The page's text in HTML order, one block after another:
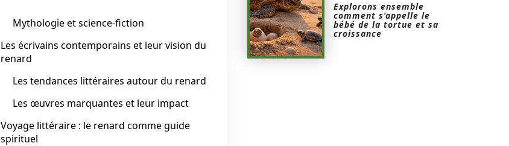
Mythologie et science-fiction
Les écrivains contemporains et leur vision du
renard
Les tendances littéraires autour du renard
Les œuvres marquantes et leur impact
Voyage littéraire : le renard comme guide
spirituel
Explorons ensemble
comment s’appelle le
bébé de la tortue et sa
croissance